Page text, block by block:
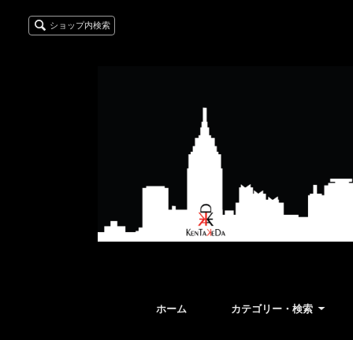
ショップ内検索
ホーム カテゴリー・検索